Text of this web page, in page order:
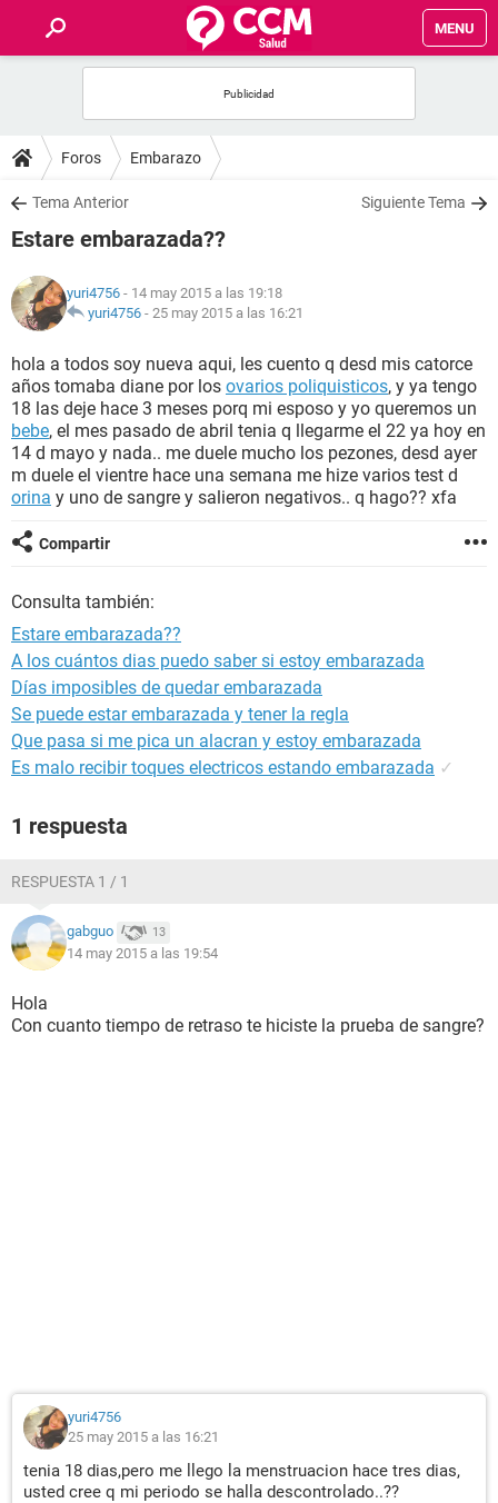
MENU
FOROS
SALUD
NUTRICIÓN
BIENESTAR
SEXUALIDAD
GLOSARIO
Foros Embarazo
Tema Anterior Siguiente Tema
Estare embarazada??
yuri4756 - 14 may 2015 a las 19:18
yuri4756 - 25 may 2015 a las 16:21
hola a todos soy nueva aqui, les cuento q desd mis catorce
años tomaba diane por los ovarios poliquisticos, y ya tengo
18 las deje hace 3 meses porq mi esposo y yo queremos un
bebe, el mes pasado de abril tenia q llegarme el 22 ya hoy en
14 d mayo y nada.. me duele mucho los pezones, desd ayer
m duele el vientre hace una semana me hize varios test d
orina y uno de sangre y salieron negativos.. q hago?? xfa
Compartir
Consulta también:
Estare embarazada??
A los cuántos dias puedo saber si estoy embarazada
Días imposibles de quedar embarazada
Se puede estar embarazada y tener la regla
Que pasa si me pica un alacran y estoy embarazada
Es malo recibir toques electricos estando embarazada ✓
1 respuesta
RESPUESTA 1 / 1
gabguo 13
14 may 2015 a las 19:54
Hola
Con cuanto tiempo de retraso te hiciste la prueba de sangre?
yuri4756
25 may 2015 a las 16:21
tenia 18 dias,pero me llego la menstruacion hace tres dias,
usted cree q mi periodo se halla descontrolado..??